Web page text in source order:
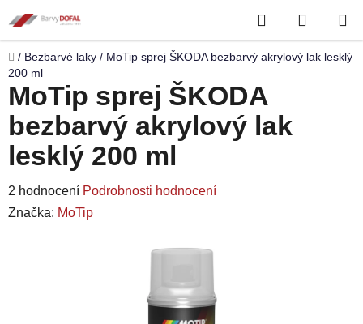
na
obsah
Hledat
KOŠÍK
Domů
/ Bezbarvé laky / MoTip sprej ŠKODA bezbarvý akrylový lak lesklý
200 ml
MoTip sprej ŠKODA
bezbarvý akrylový lak
lesklý 200 ml
Průměrné
hodnocení
2 hodnocení Podrobnosti hodnocení
Značka: MoTip